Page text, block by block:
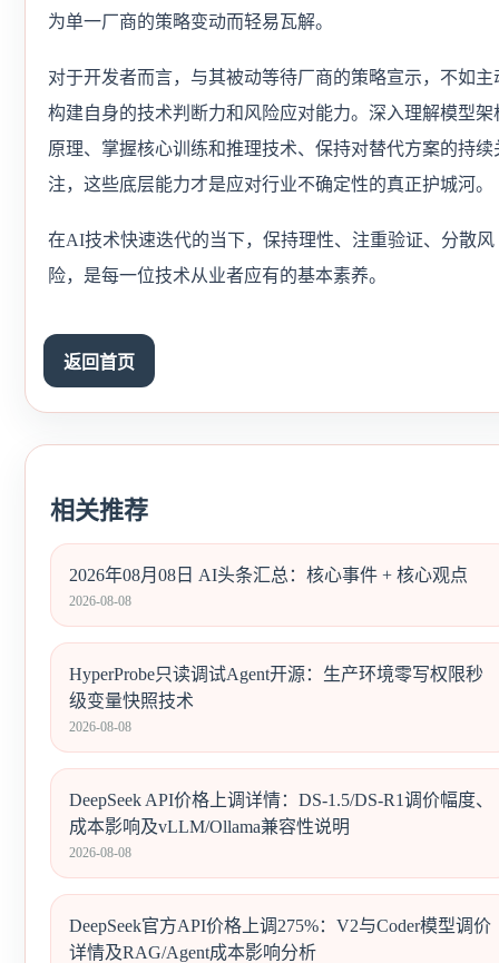
为单一厂商的策略变动而轻易瓦解。
对于开发者而言，与其被动等待厂商的策略宣示，不如主
构建自身的技术判断力和风险应对能力。深入理解模型架
原理、掌握核心训练和推理技术、保持对替代方案的持续
注，这些底层能力才是应对行业不确定性的真正护城河。
在AI技术快速迭代的当下，保持理性、注重验证、分散风
险，是每一位技术从业者应有的基本素养。
返回首页
相关推荐
2026年08月08日 AI头条汇总：核心事件 + 核心观点
2026-08-08
HyperProbe只读调试Agent开源：生产环境零写权限秒
级变量快照技术
2026-08-08
DeepSeek API价格上调详情：DS-1.5/DS-R1调价幅度、
成本影响及vLLM/Ollama兼容性说明
2026-08-08
DeepSeek官方API价格上调275%：V2与Coder模型调价
详情及RAG/Agent成本影响分析